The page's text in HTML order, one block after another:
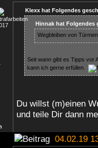
Klexx hat Folgendes
Hinnak hat Folgendes
Wegbleiben von
Seit wann gibt es Tipps vor
kann ich gerne erfüllen.
Du willst (m)einen
und teile Dir dann
04.02.19